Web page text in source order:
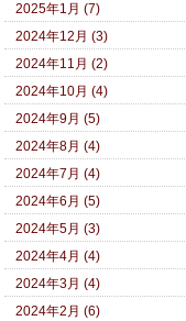
2025年1月 (7)
2024年12月 (3)
2024年11月 (2)
2024年10月 (4)
2024年9月 (5)
2024年8月 (4)
2024年7月 (4)
2024年6月 (5)
2024年5月 (3)
2024年4月 (4)
2024年3月 (4)
2024年2月 (6)